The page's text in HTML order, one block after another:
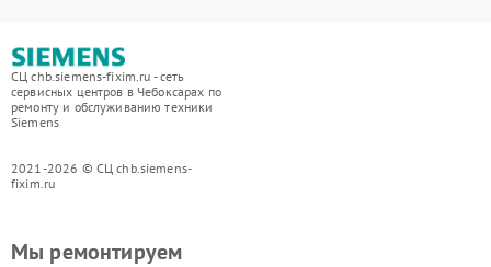
СЦ chb.siemens-fixim.ru - сеть
сервисных центров в Чебоксарах по
ремонту и обслуживанию техники
Siemens
2021-2026 © СЦ chb.siemens-
fixim.ru
Мы ремонтируем